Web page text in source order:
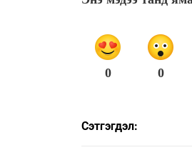
0 0
Сэтгэгдэл: